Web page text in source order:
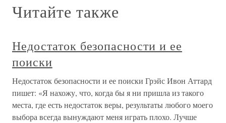
Читайте также
Недостаток безопасности и ее
поиски
Недостаток безопасности и ее поиски Грэйс Ивон Аттард
пишет: «Я нахожу, что, когда бы я ни пришла из такого
места, где есть недостаток веры, результаты любого моего
выбора всегда вынуждают меня играть плохо. Лучше